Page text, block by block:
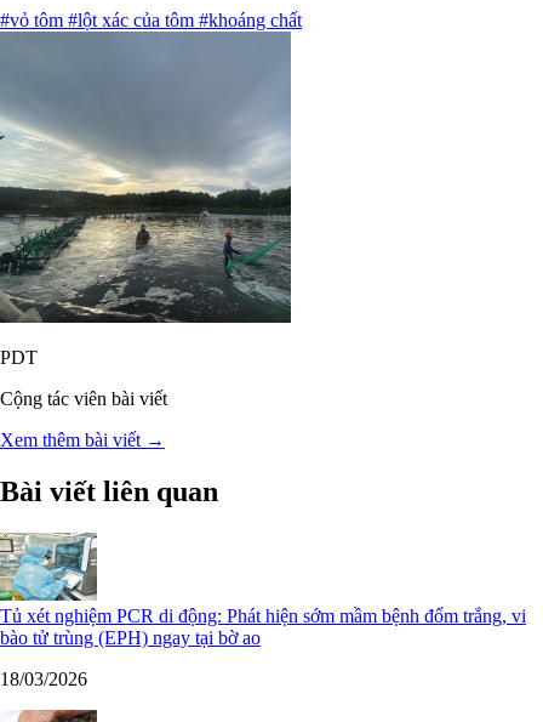
#vỏ tôm #lột xác của tôm #khoáng chất
PDT
Cộng tác viên bài viết
Xem thêm bài viết →
Bài viết liên quan
Tủ xét nghiệm PCR di động: Phát hiện sớm mầm bệnh đốm trắng, vi
bào tử trùng (EPH) ngay tại bờ ao
18/03/2026